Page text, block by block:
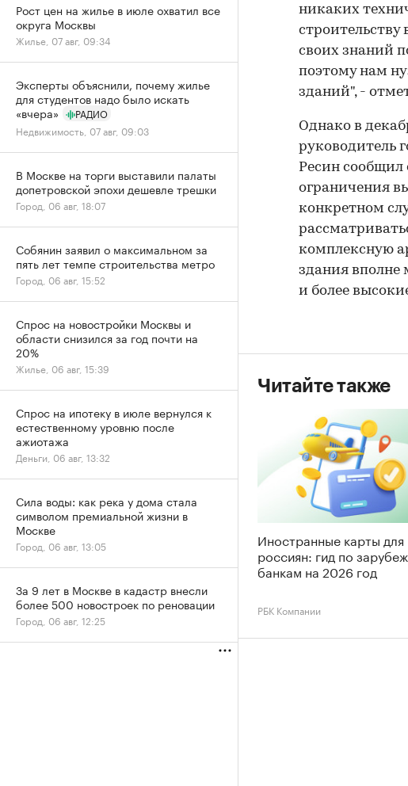
никаких
своих знаний
поэтому нам
зданий", -
Однако в
руководитель
Ресин сообщил
ограничения
конкретном
комплексную
здания вполне
и более
Читайте также
Иностранные карты для
россиян: гид по
банкам на 2026 год
РБК Компании
Рост цен на жилье в июле охватил все
округа Москвы
Жилье, 07 авг, 09:34
Эксперты объяснили, почему жилье
для студентов надо было искать
«вчера»
РАДИО
Недвижимость, 07 авг, 09:03
В Москве на торги выставили палаты
допетровской эпохи дешевле трешки
Город, 06 авг, 18:07
Собянин заявил о максимальном за
пять лет темпе строительства метро
Город, 06 авг, 15:52
Спрос на новостройки Москвы и
области снизился за год почти на
20%
Жилье, 06 авг, 15:39
Спрос на ипотеку в июле вернулся к
естественному уровню после
ажиотажа
Деньги, 06 авг, 13:32
Сила воды: как река у дома стала
символом премиальной жизни в
Москве
Город, 06 авг, 13:05
За 9 лет в Москве в кадастр внесли
более 500 новостроек по реновации
Город, 06 авг, 12:25